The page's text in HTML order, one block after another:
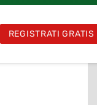
REGISTRATI GRATIS